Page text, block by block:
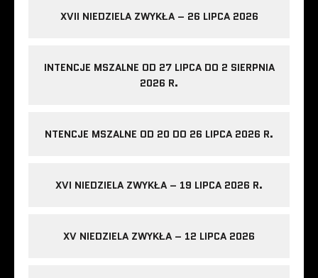
XVII NIEDZIELA ZWYKŁA – 26 LIPCA 2026
INTENCJE MSZALNE OD 27 LIPCA DO 2 SIERPNIA
2026 R.
NTENCJE MSZALNE OD 20 DO 26 LIPCA 2026 R.
XVI NIEDZIELA ZWYKŁA – 19 LIPCA 2026 R.
XV NIEDZIELA ZWYKŁA – 12 LIPCA 2026